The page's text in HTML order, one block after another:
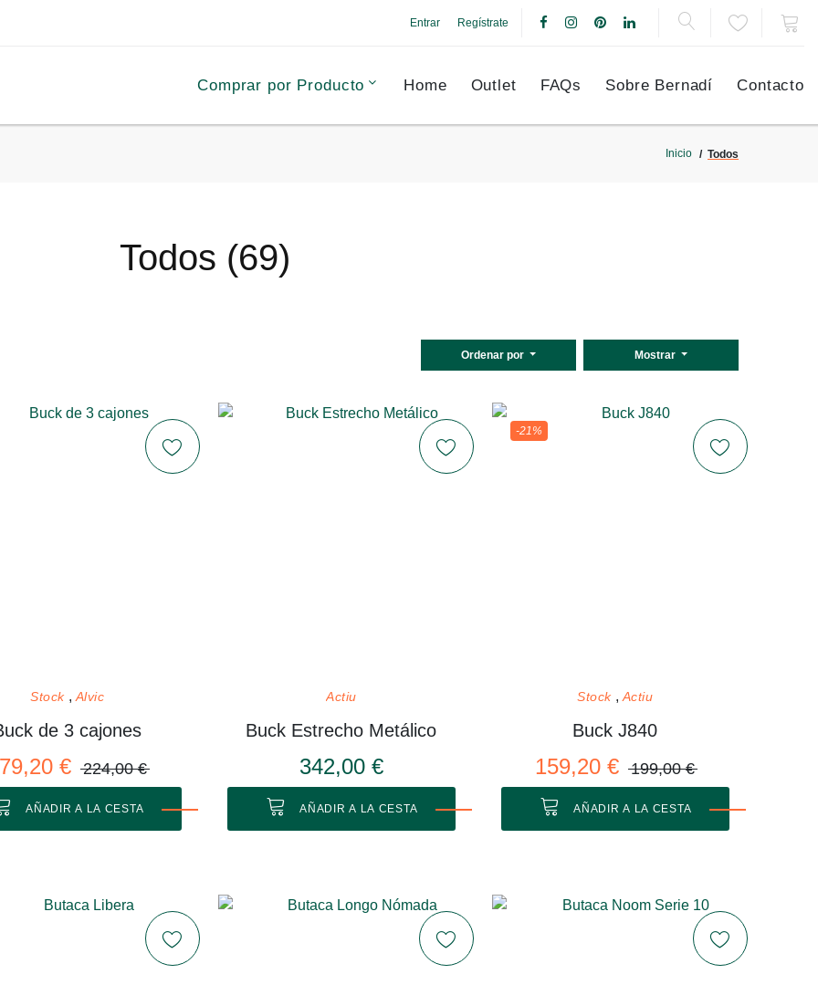
Entrar Regístrate
Comprar por Producto Home Outlet FAQs Sobre Bernadí Contacto
Inicio Todos
Todos (69)
Ordenar por Mostrar
Stock Alvic
de 3 cajones
€ 224,00 €
AÑADIR A LA CESTA
Actiu
Buck Estrecho Metálico
342,00 €
AÑADIR A LA CESTA
-21%
Stock Actiu
Buck J840
159,20 € 199,00 €
AÑADIR A LA CESTA